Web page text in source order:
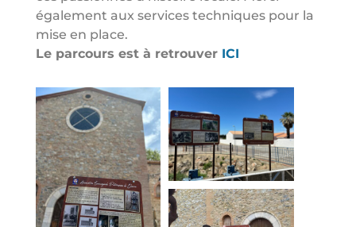
également aux services techniques pour la
mise en place.
Le parcours est à retrouver ICI